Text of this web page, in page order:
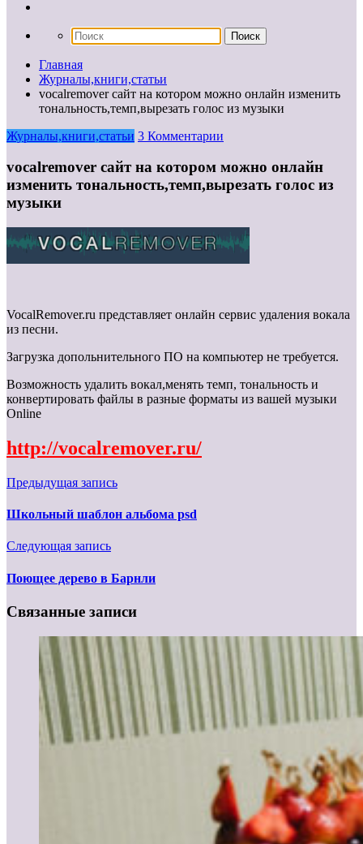
Главная
Журналы,книги,статьи
vocalremover сайт на котором можно онлайн изменить
тональность,темп,вырезать голос из музыки
Журналы,книги,статьи 3 Комментарии
vocalremover сайт на котором можно онлайн
изменить тональность,темп,вырезать голос из
музыки
VocalRemover.ru представляет онлайн сервис удаления вокала
из песни.
Загрузка допольнительного ПО на компьютер не требуется.
Возможность удалить вокал,менять темп, тональность и
конвертировать файлы в разные форматы из вашей музыки
Online
http://vocalremover.ru/
Предыдущая запись
Школьный шаблон альбома psd
Следующая запись
Поющее дерево в Барнли
Связанные записи